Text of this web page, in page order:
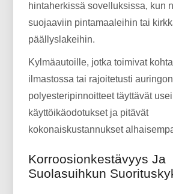
hintaherkissä sovelluksissa, kun
suojaaviin pintamaaleihin tai
päällyslakeihin.
Kylmäautoille, jotka toimivat
ilmastossa tai rajoitetusti
polyesteripinnoitteet täyttävät
käyttöikäodotukset ja pitävät
kokonaiskustannukset
Korroosionkestävyys Ja
Suolasuihkun